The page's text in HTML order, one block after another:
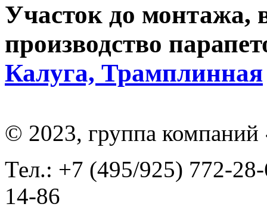
Участок до монтажа,
производство
Калуга, Трамплинная
© 2023, группа
Тел.: +7 (495/925) 772-
14-86